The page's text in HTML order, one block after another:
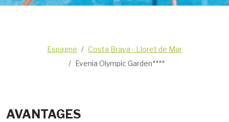
Espagne
Costa Brava - Lloret de Mar
Evenia Olympic Garden****
AVANTAGES